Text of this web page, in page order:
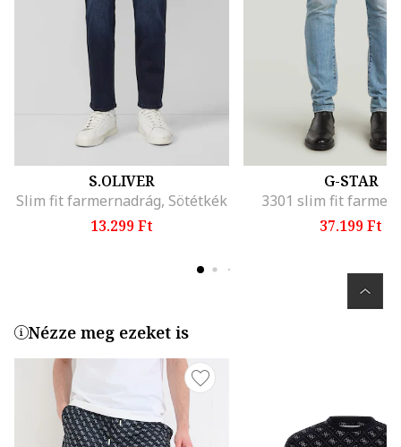
S.OLIVER
Slim fit farmernadrág, Sötétkék
13.299 Ft
G-STAR
3301 slim fit
37.199 Ft
Nézze meg ezeket is